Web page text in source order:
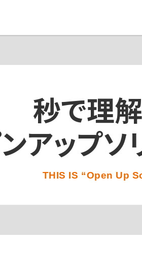
秒で理
アップソ
THIS IS “Open Up